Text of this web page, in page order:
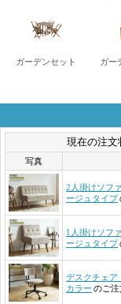
ガーデンセット ガー